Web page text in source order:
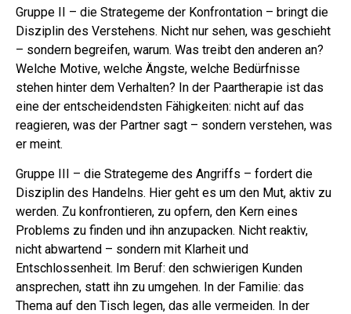
Gruppe II – die Strategeme der Konfrontation – bringt die
Disziplin des Verstehens. Nicht nur sehen, was geschieht
– sondern begreifen, warum. Was treibt den anderen an?
Welche Motive, welche Ängste, welche Bedürfnisse
stehen hinter dem Verhalten? In der Paartherapie ist das
eine der entscheidendsten Fähigkeiten: nicht auf das
reagieren, was der Partner sagt – sondern verstehen, was
er meint.
Gruppe III – die Strategeme des Angriffs – fordert die
Disziplin des Handelns. Hier geht es um den Mut, aktiv zu
werden. Zu konfrontieren, zu opfern, den Kern eines
Problems zu finden und ihn anzupacken. Nicht reaktiv,
nicht abwartend – sondern mit Klarheit und
Entschlossenheit. Im Beruf: den schwierigen Kunden
ansprechen, statt ihn zu umgehen. In der Familie: das
Thema auf den Tisch legen, das alle vermeiden. In der